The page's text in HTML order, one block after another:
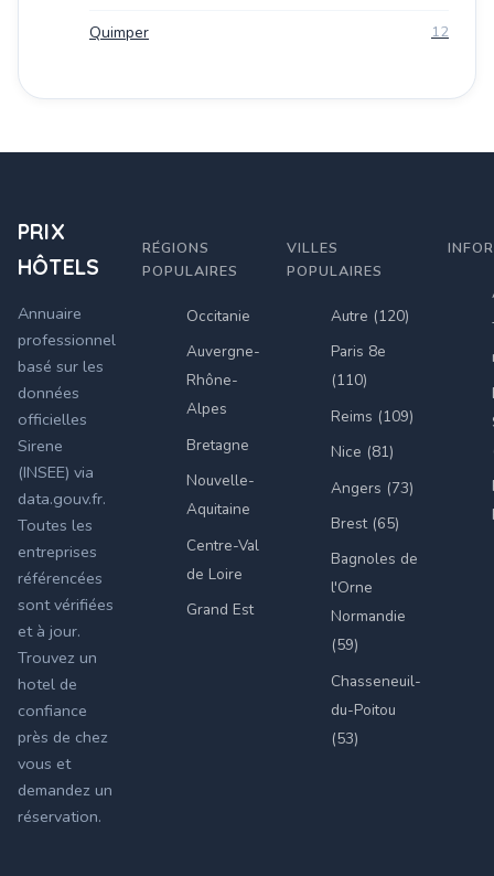
Quimper 12
PRIX
HÔTELS
Annuaire
professionnel
basé sur les
données
officielles
Sirene
(INSEE) via
data.gouv.fr.
Toutes les
entreprises
référencées
sont vérifiées
et à jour.
Trouvez un
hotel de
confiance
près de chez
vous et
demandez un
réservation.
RÉGIONS
POPULAIRES
Occitanie
Auvergne-
Rhône-
Alpes
Bretagne
Nouvelle-
Aquitaine
Centre-Val
de Loire
Grand Est
VILLES
POPULAIRES
Autre (120)
Paris 8e
(110)
Reims (109)
Nice (81)
Angers (73)
Brest (65)
Bagnoles de
l'Orne
Normandie
(59)
Chasseneuil-
du-Poitou
(53)